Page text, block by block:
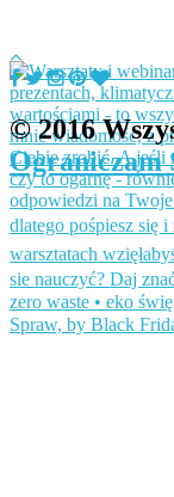
Spraw, by Black
© 2016
Ograniczam